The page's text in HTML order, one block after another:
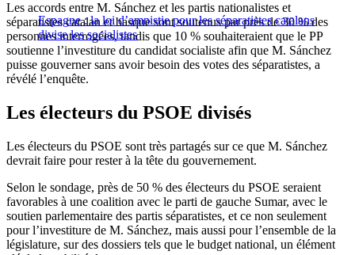
Espagne : la loi d’amnistie pour les séparatistes catalans
divise les socialistes
Les accords entre M. Sánchez et les partis nationalistes et
séparatistes catalan et basque sont soutenus par près de 30 % des
personnes interrogées, tandis que 10 % souhaiteraient que le PP
soutienne l’investiture du candidat socialiste afin que M. Sánchez
puisse gouverner sans avoir besoin des votes des séparatistes, a
révélé l’enquête.
Les électeurs du PSOE divisés
Les électeurs du PSOE sont très partagés sur ce que M. Sánchez
devrait faire pour rester à la tête du gouvernement.
Selon le sondage, près de 50 % des électeurs du PSOE seraient
favorables à une coalition avec le parti de gauche Sumar, avec le
soutien parlementaire des partis séparatistes, et ce non seulement
pour l’investiture de M. Sánchez, mais aussi pour l’ensemble de la
législature, sur des dossiers tels que le budget national, un élément